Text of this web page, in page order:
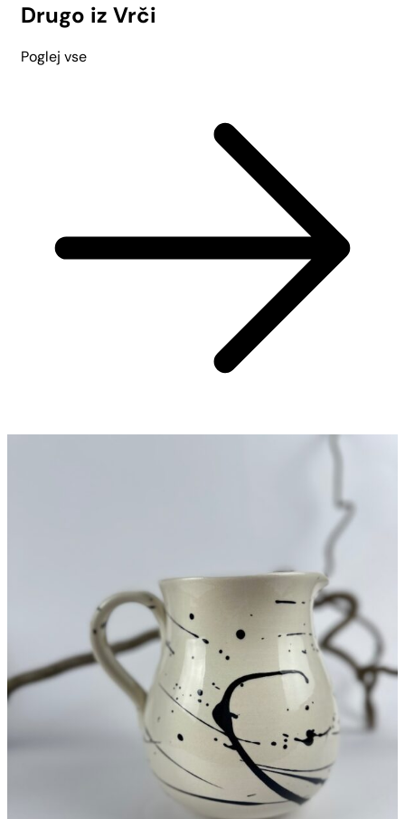
Drugo iz Vrči
Poglej vse